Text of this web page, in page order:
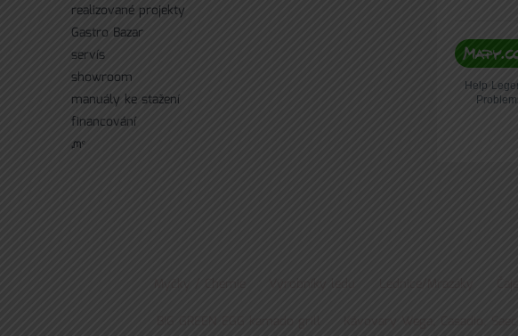
realizované projekty
Gastro Bazar
servís
showroom
manuály ke stažení
financování
ᘻᵉ